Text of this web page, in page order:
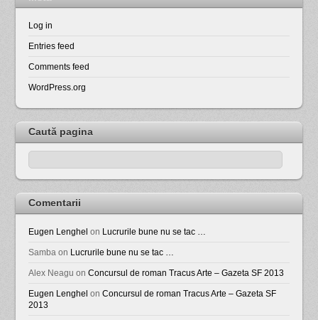
Log in
Entries feed
Comments feed
WordPress.org
Caută pagina
Comentarii
Eugen Lenghel on Lucrurile bune nu se tac …
Samba on Lucrurile bune nu se tac …
Alex Neagu onConcursul de roman Tracus Arte – Gazeta SF 2013
Eugen Lenghel onConcursul de roman Tracus Arte – Gazeta SF
2013